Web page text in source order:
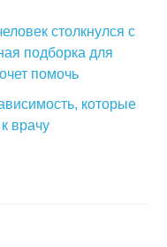
столкнулся с
подборка для
помочь
которые
врачу